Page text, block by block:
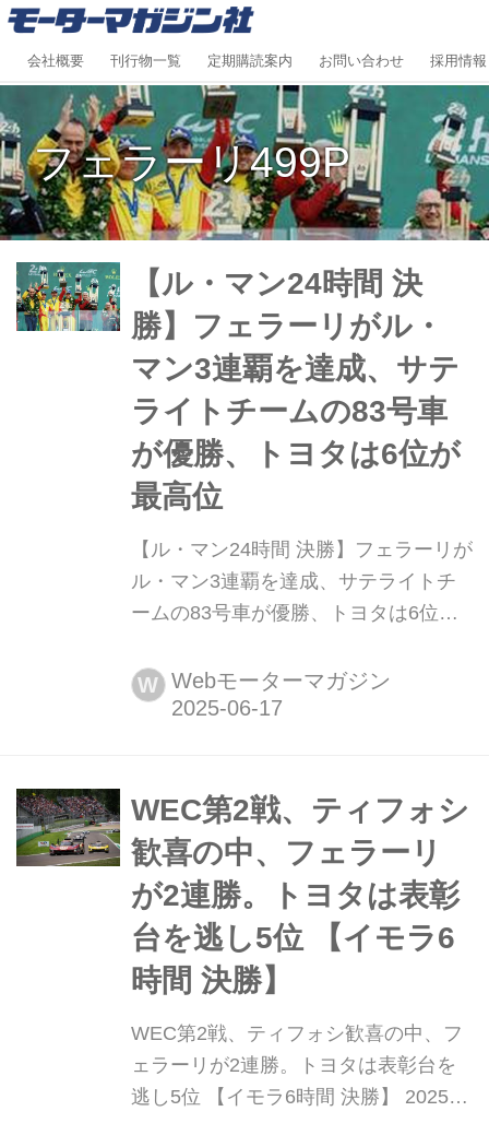
会社概要 刊行物一覧 定期購読案内 お問い合わせ 採用情報
フェラーリ499P
【ル・マン24時間 決
勝】フェラーリがル・
マン3連覇を達成、サテ
ライトチームの83号車
が優勝、トヨタは6位が
最高位
【ル・マン24時間 決勝】フェラーリが
ル・マン3連覇を達成、サテライトチ
ームの83号車が優勝、トヨタは6位が
間)、WEC世界耐久選手権第4戦「ル・
マン24時間」決勝がル・マン(フラン
サ/イェ/ハンソン)が優勝、2位に6号車
ポルシェ963(ポルシェペンスキー)、3
位に51号車...
W Webモーターマガジン
WEC第2戦、ティフォシ
歓喜の中、フェラーリ
が2連勝。トヨタは表彰
台を逃し5位 【イモラ6
時間 決勝】
WEC第2戦、ティフォシ歓喜の中、フ
ェラーリが2連勝。トヨタは表彰台を
逃し5位 【イモラ6時間 決勝】 2025年